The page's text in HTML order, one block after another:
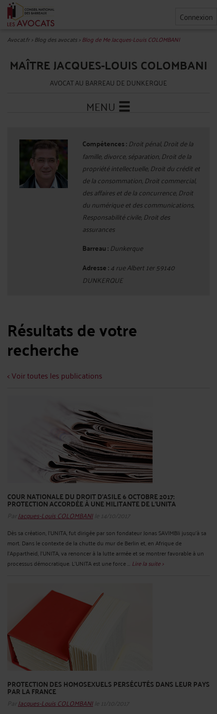
Connexion
Avocat.fr>Blog des avocats>Blog de Me Jacques-Louis COLOMBANI
MAÎTRE JACQUES-LOUIS COLOMBANI
AVOCAT AU BARREAU DE DUNKERQUE
MENU
Compétences : Droit pénal, Droit de la
famille, divorce, séparation, Droit de la
propriété intellectuelle, Droit du crédit et
de la consommation, Droit commercial,
des affaires et de la concurrence, Droit
du numérique et des communications,
Responsabilité civile, Droit des
assurances
Barreau : Dunkerque
Adresse :4 rue Albert 1er 59140
DUNKERQUE
Résultats de votre
recherche
< Voir toutes les publications
COUR NATIONALE DU DROIT D'ASILE 6 OCTOBRE 2017:
PROTECTION ACCORDÉE À UNE MILITANTE DE L'UNITA
Par Jacques-Louis COLOMBANI le 14/10/2017
Dès sa création, l’UNITA, fut dirigée par son fondateur Jonas SAVIMBIi jusqu’à sa
mort. Dans le contexte de la chutte du mur de Berlin et, en Afrique de
l'Appartheid, l’UNITA, va renoncer à la lutte armée et se montrer favorable à un
processus démocratique. L’UNITA est une force ... Lire la suite >
PROTECTION DES HOMOSEXUELS PERSÉCUTÉS DANS LEUR PAYS
PAR LA FRANCE
Par Jacques-Louis COLOMBANI le 11/10/2017